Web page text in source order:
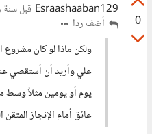
0
Esraashaaban129 قبل سنة
أضف ردا
ولكن ماذا لو كان مشروع
علي وأريد أن أستقصي
يوم أو يومين مثلاً وسط
عائق أمام الإنجاز المتقن